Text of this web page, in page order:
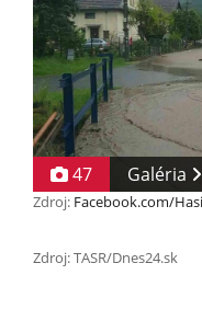
47 Galéria
Zdroj: Facebook.com/
Zdroj: TASR/Dnes24.sk